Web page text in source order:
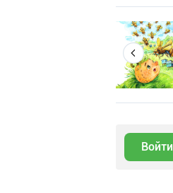
Войти